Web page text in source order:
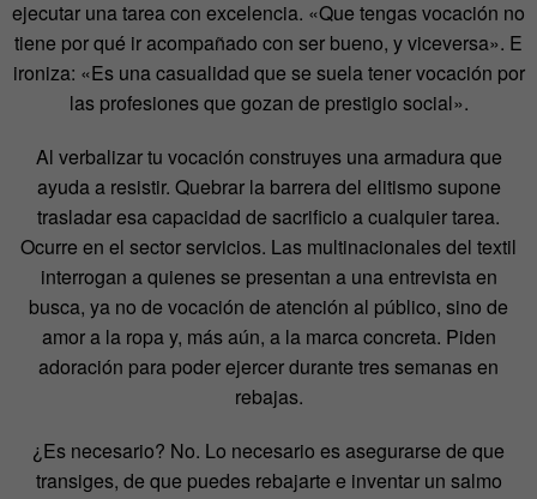
ejecutar una tarea con excelencia. «Que tengas vocación no
tiene por qué ir acompañado con ser bueno, y viceversa». E
ironiza: «Es una casualidad que se suela tener vocación por
las profesiones que gozan de prestigio social».
Al verbalizar tu vocación construyes una armadura que
ayuda a resistir. Quebrar la barrera del elitismo supone
trasladar esa capacidad de sacrificio a cualquier tarea.
Ocurre en el sector servicios. Las multinacionales del textil
interrogan a quienes se presentan a una entrevista en
busca, ya no de vocación de atención al público, sino de
amor a la ropa y, más aún, a la marca concreta. Piden
adoración para poder ejercer durante tres semanas en
rebajas.
¿Es necesario? No. Lo necesario es asegurarse de que
transiges, de que puedes rebajarte e inventar un salmo